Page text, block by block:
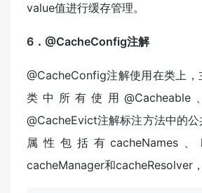
value值进行缓存管理。
6．@CacheConfig注解
@CacheConfig注解使用在类上，
类中所有使用@Cacheable
@CacheEvict注解标注方法中的
属性包括有cacheNames、
cacheManager和cacheResolver，